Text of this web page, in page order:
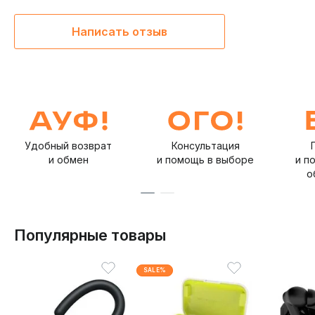
Написать отзыв
Удобный возврат
и обмен
Консультация
и помощь в выборе
и
Популярные товары
SALE%